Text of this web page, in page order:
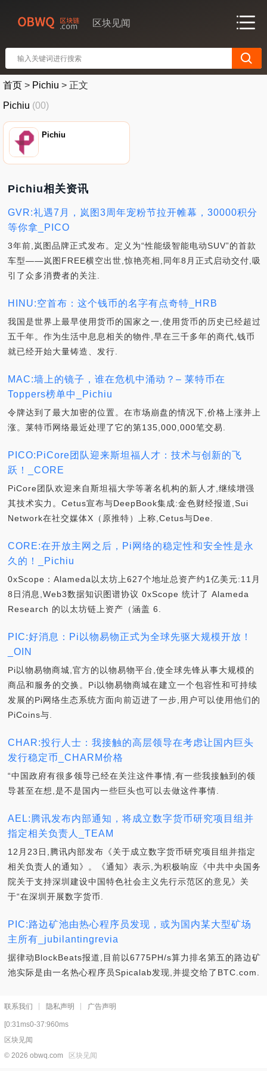
区块见闻
首页 > Pichiu > 正文
Pichiu (00)
Pichiu
Pichiu相关资讯
GVR:礼遇7月，岚图3周年宠粉节拉开帷幕，30000积分
等你拿_PICO
3年前,岚图品牌正式发布。定义为“性能级智能电动SUV”的首款
车型——岚图FREE横空出世,惊艳亮相,同年8月正式启动交付,吸
引了众多消费者的关注.
HINU:空首布：这个钱币的名字有点奇特_HRB
我国是世界上最早使用货币的国家之一,使用货币的历史已经超过
五千年。作为生活中息息相关的物件,早在三千多年的商代,钱币
就已经开始大量铸造、发行.
MAC:墙上的镜子，谁在危机中涌动？– 莱特币在
Toppers榜单中_Pichiu
令牌达到了最大加密的位置。在市场崩盘的情况下,价格上涨并上
涨。莱特币网络最近处理了它的第135,000,000笔交易.
PICO:PiCore团队迎来斯坦福人才：技术与创新的飞
跃！_CORE
PiCore团队欢迎来自斯坦福大学等著名机构的新人才,继续增强
其技术实力。Cetus宣布与DeepBook集成:金色财经报道,Sui
Network在社交媒体X（原推特）上称,Cetus与Dee.
CORE:在开放主网之后，Pi网络的稳定性和安全性是永
久的！_Pichiu
0xScope：Alameda以太坊上627个地址总资产约1亿美元:11月
8日消息,Web3数据知识图谱协议 0xScope 统计了 Alameda
Research 的以太坊链上资产（涵盖 6.
PIC:好消息：Pi以物易物正式为全球先驱大规模开放！
_OIN
Pi以物易物商城,官方的以物易物平台,使全球先锋从事大规模的
商品和服务的交换。Pi以物易物商城在建立一个包容性和可持续
发展的Pi网络生态系统方面向前迈进了一步,用户可以使用他们的
PiCoins与.
CHAR:投行人士：我接触的高层领导在考虑让国内巨头
发行稳定币_CHARM价格
“中国政府有很多领导已经在关注这件事情,有一些我接触到的领
导甚至在想,是不是国内一些巨头也可以去做这件事情.
AEL:腾讯发布内部通知，将成立数字货币研究项目组并
指定相关负责人_TEAM
12月23日,腾讯内部发布《关于成立数字货币研究项目组并指定
相关负责人的通知》。《通知》表示,为积极响应《中共中央国务
院关于支持深圳建设中国特色社会主义先行示范区的意见》关
于“在深圳开展数字货币.
PIC:路边矿池由热心程序员发现，或为国内某大型矿场
主所有_jubilantingrevia
据律动BlockBeats报道,目前以6775PH/s算力排名第五的路边矿
池实际是由一名热心程序员Spicalab发现,并提交给了BTC.com.
联系我们 隐私声明 广告声明
[0:31ms0-37:960ms
区块见闻
© 2026 obwq.com 区块见闻